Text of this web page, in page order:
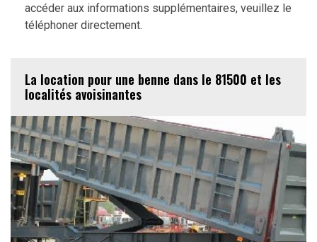
accéder aux informations supplémentaires, veuillez le
téléphoner directement.
La location pour une benne dans le 81500 et les
localités avoisinantes